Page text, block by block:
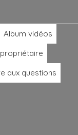
Album vidéos
aux questions